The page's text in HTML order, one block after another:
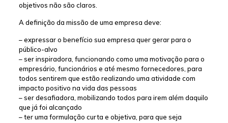
objetivos não são claros.
A definição da missão de uma empresa deve:
– expressar o benefício sua empresa quer gerar para o
público-alvo
– ser inspiradora, funcionando como uma motivação para o
empresário, funcionários e até mesmo fornecedores, para
todos sentirem que estão realizando uma atividade com
impacto positivo na vida das pessoas
– ser desafiadora, mobilizando todos para irem além daquilo
que já foi alcançado
– ter uma formulação curta e objetiva, para que seja